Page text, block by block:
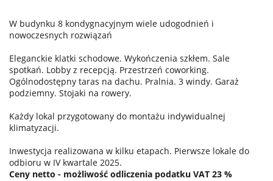
W budynku 8 kondygnacyjnym wiele udogodnień i
nowoczesnych rozwiązań
Eleganckie klatki schodowe. Wykończenia szkłem. Sale
spotkań. Lobby z recepcją. Przestrzeń coworking.
Ogólnodostępny taras na dachu. Pralnia. 3 windy. Garaż
podziemny. Stojaki na rowery.
Każdy lokal przygotowany do montażu indywidualnej
klimatyzacji.
Inwestycja realizowana w kilku etapach. Pierwsze lokale do
odbioru w IV kwartale 2025.
Ceny netto - możliwość odliczenia podatku VAT 23 %